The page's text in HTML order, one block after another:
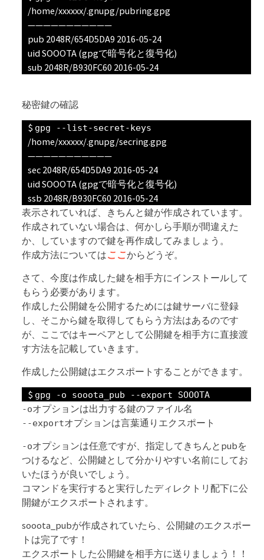
/home/xxxxxx/.gnupg/pubring.gpg
———————————
pub 2048R/654D5DA9 2016-05-24
uid SOOOTA (gpgで暗号化と復号化)
sub 2048R/B930FC60 2016-05-24
秘密鍵の確認
gpg --list-secret-keys
/home/xxxxxx/.gnupg/secring.gpg
———————————
sec 2048R/654D5DA9 2016-05-24
uid SOOOTA (gpgで暗号化と復号化)
ssb 2048R/B930FC60 2016-05-24
表示されていれば、きちんと鍵が作成されています。
作成されていない場合は、何かしら手順が間違えた
か、していますので鍵を再作成してみましょう。
作成方法についてはここからどうぞ。
さて、今度は作成した鍵を相手方にインストールして
もらう必要があります。
作成した公開鍵を公開するためには鍵サーバに登録
し、そこから鍵を取得してもらう方法はあるのです
が、ここではキーペアとして公開鍵を相手方に直接渡
す方法を記載していきます。
作成した公開鍵はエクスポートすることができます。
gpg -o sooota_pub --export SOOOTA
-oオプションは出力する鍵のファイル名
--exportオプションは言葉通りエクスポート
-oオプションは任意ですが、指定してきちんとpubを
つけるなど、公開鍵として分かりやすい名前にしてお
いたほうが良いでしょう。
コマンドを実行すると実行したディレクトリ配下に公
開鍵がエクスポートされます。
sooota_pubが作成されていたら、公開鍵のエクスポー
トは完了です！
エクスポートした公開鍵を相手方に送りましょう！！